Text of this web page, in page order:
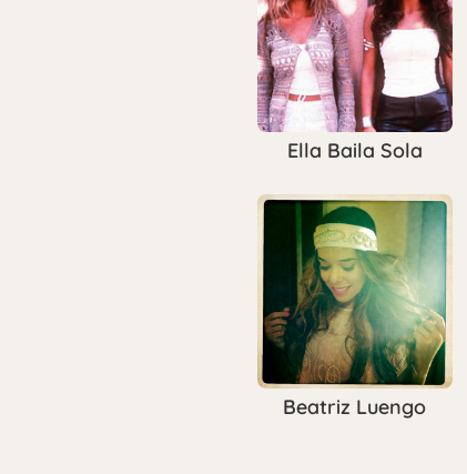
Ella Baila Sola
Beatriz Luengo